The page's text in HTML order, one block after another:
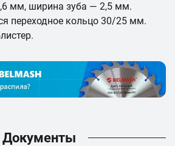
мм, ширина зуба — 2,5 мм.
переходное кольцо 30/25 мм.
Документы